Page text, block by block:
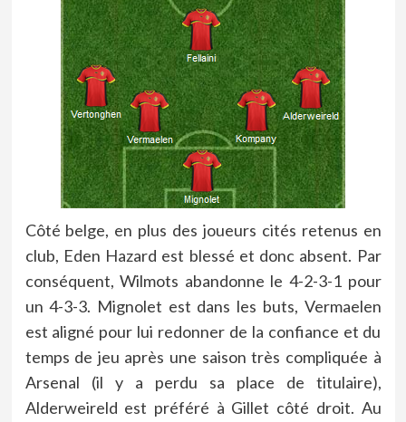
Côté belge, en plus des joueurs cités retenus en
club, Eden Hazard est blessé et donc absent. Par
conséquent, Wilmots abandonne le 4-2-3-1 pour
un 4-3-3. Mignolet est dans les buts, Vermaelen
est aligné pour lui redonner de la confiance et du
temps de jeu après une saison très compliquée à
Arsenal (il y a perdu sa place de titulaire),
Alderweireld est préféré à Gillet côté droit. Au